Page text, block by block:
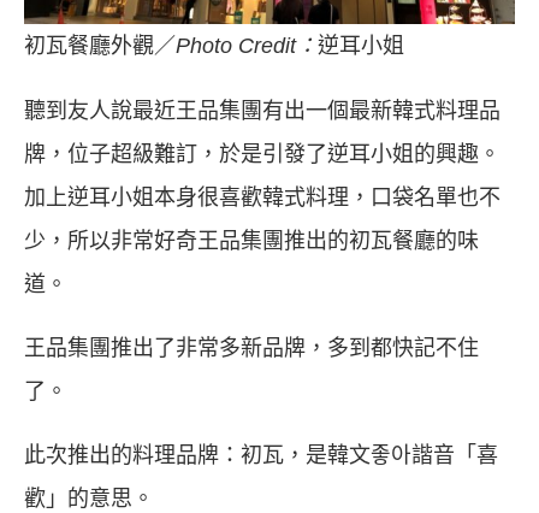
初瓦餐廳外觀／Photo Credit： 逆耳小姐
聽到友人說最近王品集團有出一個最新韓式料理品
牌，位子超級難訂，於是引發了逆耳小姐的興趣。
加上逆耳小姐本身很喜歡韓式料理，口袋名單也不
少，所以非常好奇王品集團推出的初瓦餐廳的味
道。
王品集團推出了非常多新品牌，多到都快記不住
了。
此次推出的料理品牌：初瓦，是韓文좋아諧音「喜
歡」的意思。